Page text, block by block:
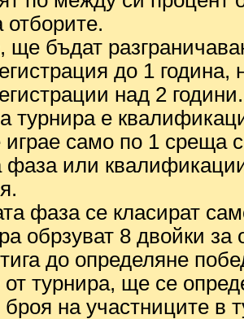
отборите.
ще бъдат
до 1
над 2 години.
турнира е
играе само по 1 среща
или
фаза се класират
обрзуват 8 двойки
до определяне
от турнира, ще се
броя на участниците в